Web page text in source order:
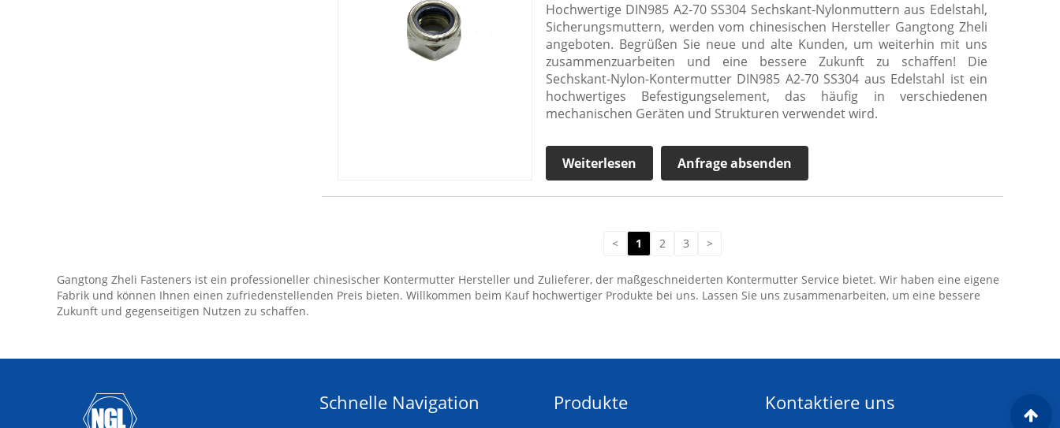
Hochwertige DIN985 A2-70 SS304 Sechskant-Nylonmuttern aus Edelstahl,
Sicherungsmuttern, werden vom chinesischen Hersteller Gangtong Zheli
angeboten. Begrüßen Sie neue und alte Kunden, um weiterhin mit uns
zusammenzuarbeiten und eine bessere Zukunft zu schaffen! Die
Sechskant-Nylon-Kontermutter DIN985 A2-70 SS304 aus Edelstahl ist ein
hochwertiges Befestigungselement, das häufig in verschiedenen
mechanischen Geräten und Strukturen verwendet wird.
Weiterlesen Anfrage absenden
< 1 2 3 >
Gangtong Zheli Fasteners ist ein professioneller chinesischer Kontermutter Hersteller und Zulieferer, der maßgeschneiderten Kontermutter Service bietet. Wir haben eine eigene
Fabrik und können Ihnen einen zufriedenstellenden Preis bieten. Willkommen beim Kauf hochwertiger Produkte bei uns. Lassen Sie uns zusammenarbeiten, um eine bessere
Zukunft und gegenseitigen Nutzen zu schaffen.
Schnelle Navigation Produkte Kontaktiere uns